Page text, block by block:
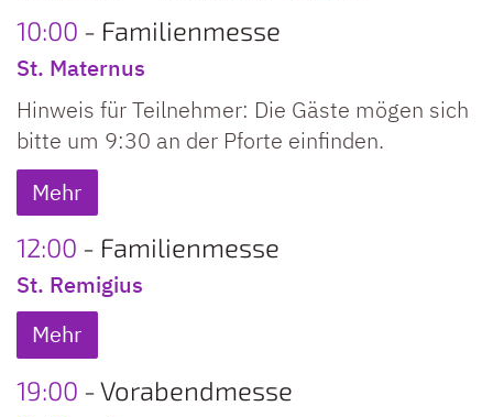
10:00 Familienmesse
St. Maternus
Hinweis für Teilnehmer: Die Gäste mögen sich
bitte um 9:30 an der Pforte einfinden.
Mehr
12:00 Familienmesse
St. Remigius
Mehr
19:00 Vorabendmesse